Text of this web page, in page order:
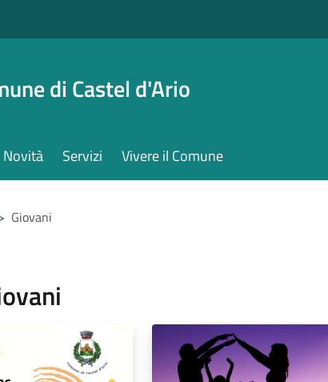
di Castel d'Ario
Novità Servizi Vivere il Comune
Giovani